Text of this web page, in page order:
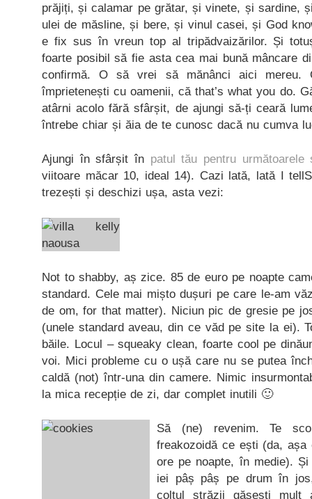
prăjiți, și calamar pe grătar, și vinete, și sardine,
ulei de măsline, și bere, și vinul casei, și God
e fix sus în vreun top al tripădvaizărilor. Și
foarte posibil să fie asta cea mai bună mâncare
confirmă. O să vrei să mănânci aici
împrietenești cu oamenii, că that’s what you do.
atârni acolo fără sfârșit, de ajungi să-ți ceară
întrebe chiar și ăia de te cunosc dacă nu cumva
Ajungi în sfârșit în patul tău pentru următoarele
viitoare măcar 10, ideal 14). Cazi lată, lată I
trezești și deschizi ușa, asta vezi:
Not to shabby, aș zice. 85 de euro pe noapte
standard. Cele mai mișto dușuri pe care le-am
de om, for that matter). Niciun pic de gresie pe
(unele standard aveau, din ce văd pe site la ei).
băile. Locul – squeaky clean, foarte cool pe
voi. Mici probleme cu o ușă care nu se putea
caldă (not) într-una din camere. Nimic
la mica recepție de zi, dar complet inutili 🙂
Să (ne) revenim. Te
freakozoidă ce ești (da,
ore pe noapte, în medie).
iei pâș pâș pe drum în
colțul străzii găsești mult